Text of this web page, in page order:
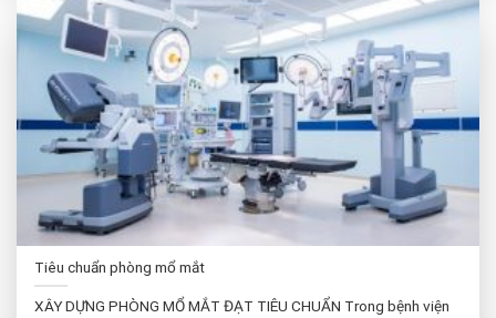
Tiêu chuẩn phòng mổ mắt
XÂY DỰNG PHÒNG MỔ MẮT ĐẠT TIÊU CHUẨN Trong bệnh viện